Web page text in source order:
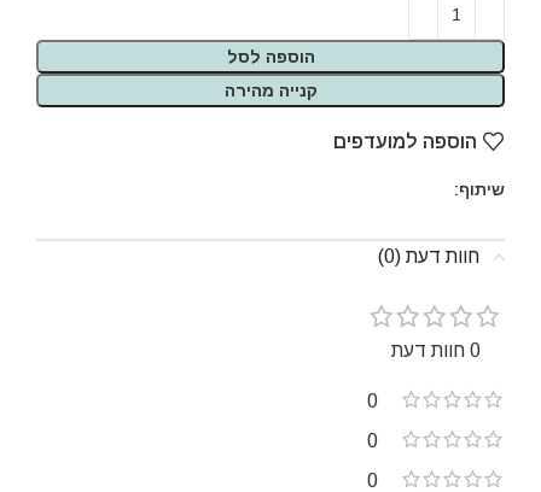
הוספה לסל
קנייה מהירה
הוספה למועדפים
שיתוף:
חוות דעת (0)
0 חוות דעת
0
0
0